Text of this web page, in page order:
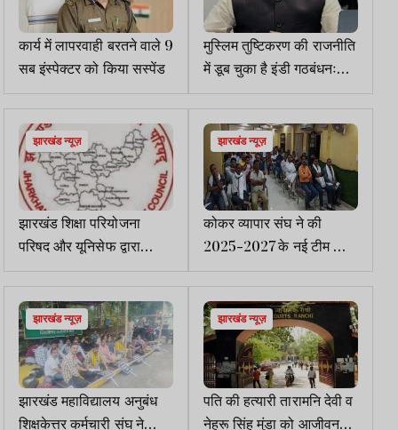
कार्य में लापरवाही बरतने वाले 9
सब इंस्पेक्टर को किया सस्पेंड
मुस्लिम तुष्टिकरण की राजनीति
में डूब चुका है इंडी गठबंधनः
भाजपा
झारखंड न्यूज़
झारखंड शिक्षा परियोजना
परिषद और यूनिसेफ द्वारा
पेरेंटिंग पर कार्यशाला 31 जुलाई
को
झारखंड न्यूज़
कोकर व्यापार संघ ने की
2025-2027 के नई टीम की
घोषणा, लिए कई निर्णय
झारखंड न्यूज़
झारखंड महाविद्यालय अनुबंध
शिक्षकेत्तर कर्मचारी संघ ने
झारखंड न्यूज़
पति की हत्यारी तारामनि देवी व
नेहरू सिंह मुंडा को आजीवन